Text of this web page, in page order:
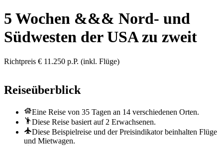
5 Wochen &&& Nord- und
Südwesten der USA zu zweit
Richtpreis € 11.250 p.P. (inkl. Flüge)
Reiseüberblick
Eine Reise von 35 Tagen an 14 verschiedenen Orten.
Diese Reise basiert auf 2 Erwachsenen.
Diese Beispielreise und der Preisindikator beinhalten Flüge
und Mietwagen.